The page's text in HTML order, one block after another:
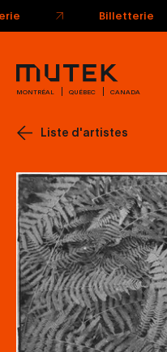
MONTRÉAL QUÉBEC CANADA
Liste d'artistes